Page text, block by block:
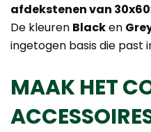
afdekstenen van
De kleuren Blacken
ingetogen basis die past
MAAK HET